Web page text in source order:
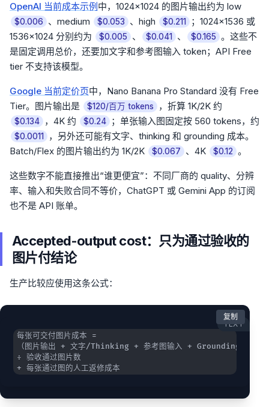
OpenAI 当前成本示例中，1024×1024 的图片输出约为 low
$0.006 、medium $0.053 、high $0.211
；1024×1536 或
1536×1024 分别约为
$0.005 、 $0.041 、 $0.165 。这些不
是固定调用总价，还要加文字和参考图输入 token；API Free
tier 不支持该模型。
Google 当前定价页中，Nano Banana Pro Standard 没有 Free
Tier。图片输出是
$120/百万 tokens ，折算 1K/2K 约
$0.134 ，4K 约 $0.24 ；单张输入图固定按 560 tokens，约
$0.0011
，另外还可能有文字、thinking 和 grounding 成本。
Batch/Flex 的图片输出约为 1K/2K
$0.067 、4K $0.12 。
这些数字不能直接推出“谁更便宜”：不同厂商的 quality、分辨
率、输入和失败合同不等价，ChatGPT 或 Gemini App 的订阅
也不是 API 账单。
Accepted-output cost：只为通过验收的
图片付结论
生产比较应使用这条公式：
TEXT
+ 每张通过图的人工返修成本
复制